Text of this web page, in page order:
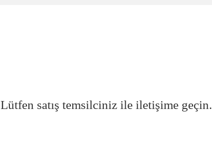
Lütfen satış temsilciniz ile iletişime geçin.